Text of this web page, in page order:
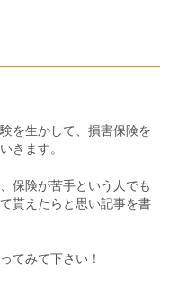
を生かして、損害保険を
きます。
保険が苦手という人でも
貰えたらと思い記事を書
てみて下さい！